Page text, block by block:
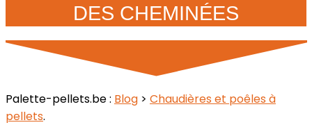
DES CHEMINÉES
Palette-pellets.be : Blog > Chaudières et poêles à
pellets.